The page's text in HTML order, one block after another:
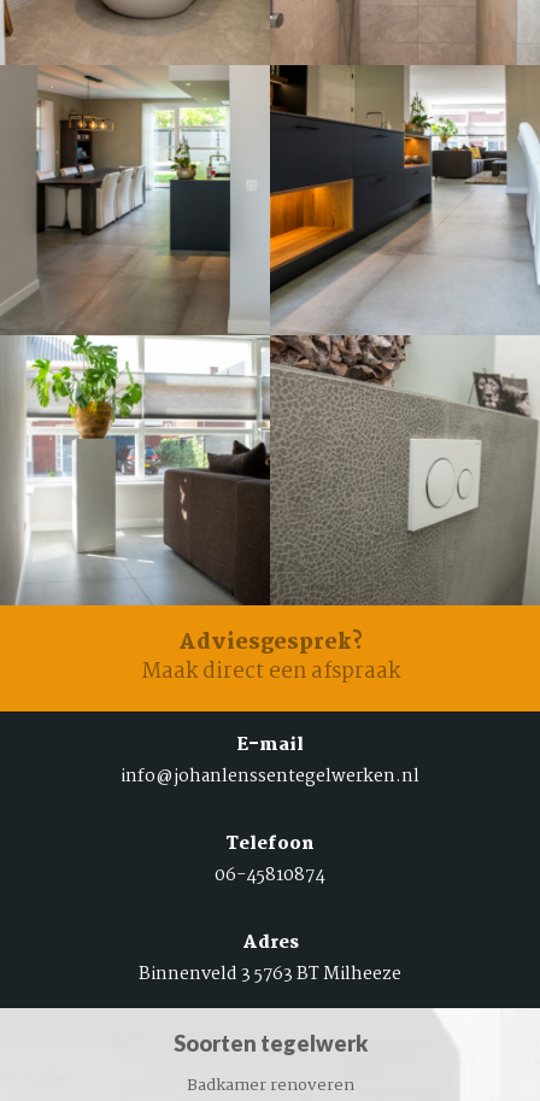
Adviesgesprek?
Maak direct een afspraak
E-mail
info@johanlenssentegelwerken.nl
Telefoon
06-45810874
Adres
Binnenveld 3 5763 BT Milheeze
Soorten tegelwerk
Badkamer renoveren